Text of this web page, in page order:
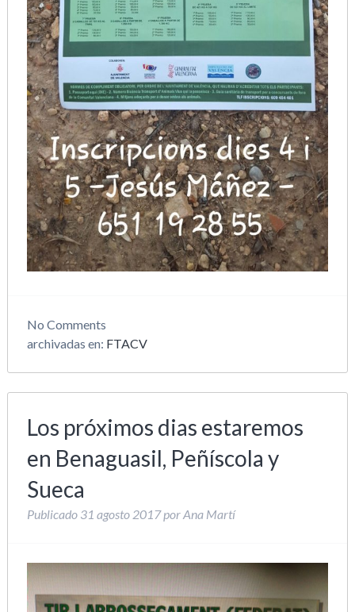
No Comments
archivadas en: FTACV
Los próximos dias estaremos
en Benaguasil, Peñíscola y
Sueca
Publicado 31 agosto 2017 por Ana Martí